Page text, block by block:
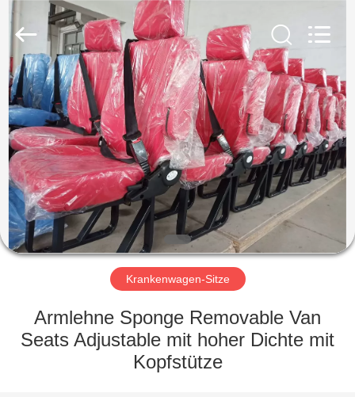
HAUS
PRODUKTE
ÜBER
UNS
FABRIK-
QUALITÄTSKONTROLLE
Golbond
Precision
Ltd..
Rights
Reserved.
Krankenwagen-Sitze
Armlehne Sponge Removable Van
Seats Adjustable mit hoher Dichte mit
Kopfstütze